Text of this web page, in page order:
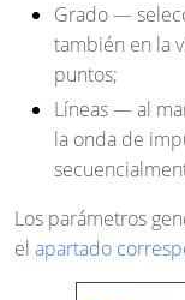
Grado—
también en la
puntos;
Líneas— al
la onda de
Los parámetros
el apartado